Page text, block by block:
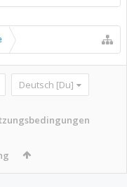
Deutsch [Du]